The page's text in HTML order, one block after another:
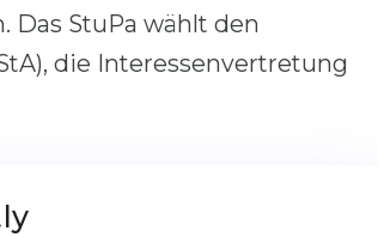
Das StuPa wählt den
die Interessenvertretung